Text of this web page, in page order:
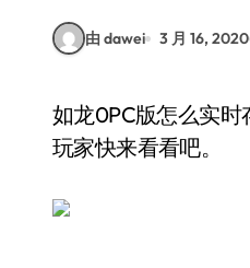
由 dawei 3 月 16, 2020
如龙0PC版怎么实时存档呢?不少玩家都想知道，下面带来如龙0实时存档方法介绍，还不清楚的
玩家快来看看吧。